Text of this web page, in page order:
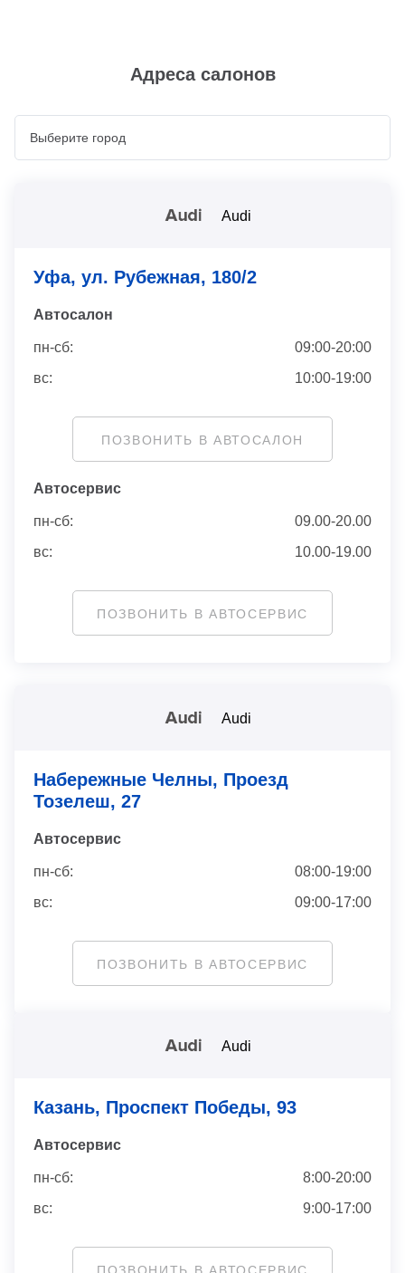
Адреса салонов
Audi
Уфа, ул. Рубежная, 180/2
Автосaлон
пн-сб:
09:00-20:00
вс:
10:00-19:00
ПОЗВОНИТЬ В АВТОСАЛОН
Автосервис
пн-сб:
09.00-20.00
вс:
10.00-19.00
ПОЗВОНИТЬ В АВТОСЕРВИС
Audi
Набережные Челны, Проезд
Тозелеш, 27
Автосервис
пн-сб:
08:00-19:00
вс:
09:00-17:00
ПОЗВОНИТЬ В АВТОСЕРВИС
Audi
Казань, Проспект Победы, 93
Автосервис
пн-сб:
8:00-20:00
вс:
9:00-17:00